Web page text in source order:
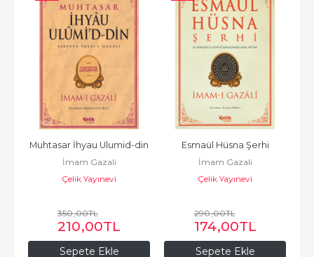
Sepete Ekle
Muhtasar İhyau Ulumid-din
İmam Gazali
Çelik Yayınevi
350,00TL
210,00TL
Sepete Ekle
Esmaül Hüsna Şerhi
İmam Gazali
Çelik Yayınevi
290,00TL
174,00TL